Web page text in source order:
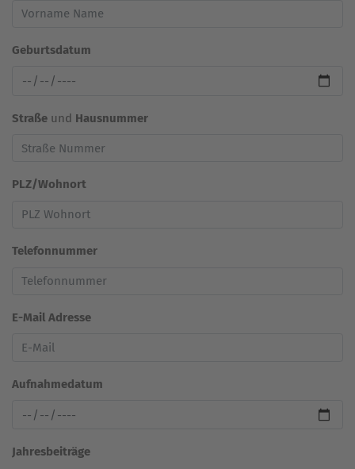
Geburtsdatum
Straße und Hausnummer
PLZ/Wohnort
Telefonnummer
E-Mail Adresse
Aufnahmedatum
Jahresbeiträge